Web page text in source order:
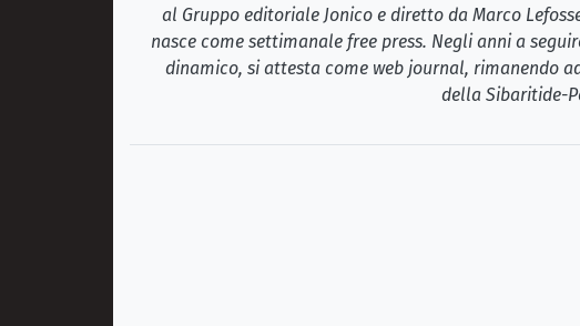
al Gruppo editoriale Jonico e diretto da Marco
nasce come settimanale free press. Negli anni a
dinamico, si attesta come web journal, rimanendo
della Sibaritide-